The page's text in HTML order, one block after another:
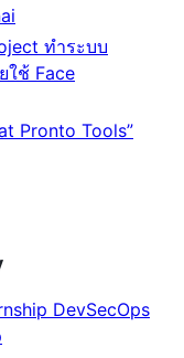
ทำระบบ
ใช้ Face
Pronto Tools”
DevSecOps